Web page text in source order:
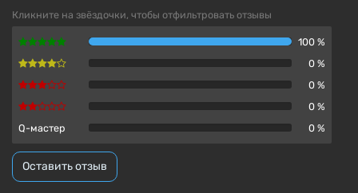
Кликните на звёздочки, чтобы отфильтровать отзывы
100 %
0 %
0 %
0 %
Q-мастер
0 %
Оставить отзыв